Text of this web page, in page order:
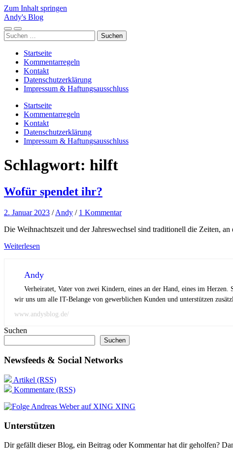
Zum Inhalt springen
Andy's Blog
Mobile-
Menü
Suchfeld
ein-/ausblenden
Suchen
nach:
Startseite
Kommentarregeln
Kontakt
Datenschutzerklärung
Impressum & Haftungsausschluss
Startseite
Kommentarregeln
Kontakt
Datenschutzerklärung
Impressum & Haftungsausschluss
Schlagwort: hilft
Wofür spendet ihr?
2. Januar 2023 /Andy / 1 Kommentar
Die Weihnachtszeit und der Jahreswechsel sind traditionell die Zeiten,
Weiterlesen
Andy
Verheiratet, Vater von zwei Kindern, eines an der Hand, eines im
wir uns um alle IT-Belange von gewerblichen Kunden und unterstützen
www.andysblog.de/
Suchen
Suchen
Newsfeeds & Social Networks
Artikel (RSS)
Kommentare (RSS)
XING
Unterstützen
Dir gefällt dieser Blog, ein Beitrag oder Kommentar hat dir geholfen?